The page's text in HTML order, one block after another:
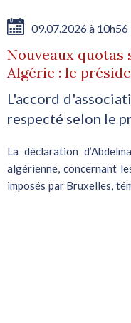
09.07.2026 à 10h56
Nouveaux
Algérie : le
L'accord
respecté selon le
La déclaration
algérienne, concernant
imposés par Bruxelles,